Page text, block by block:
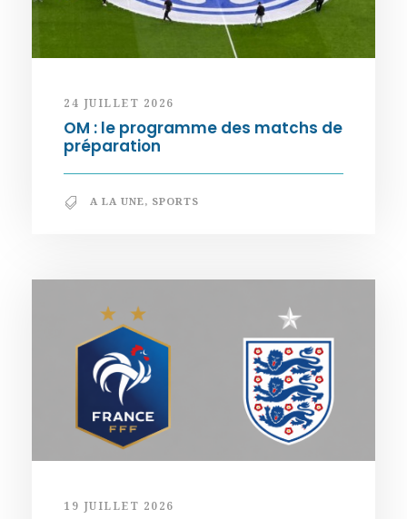
24 JUILLET 2026
OM : le programme des matchs de
préparation
A LA UNE, SPORTS
19 JUILLET 2026